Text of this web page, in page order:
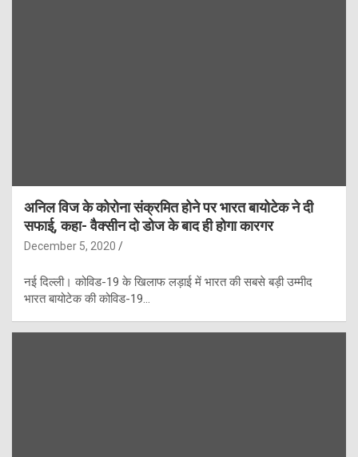
अनिल विज के कोरोना संक्रमित होने पर भारत बायोटेक ने दी
सफाई, कहा- वैक्सीन दो डोज के बाद ही होगा कारगर
December 5, 2020
नई दिल्ली। कोविड-19 के खिलाफ लड़ाई में भारत की सबसे बड़ी उम्मीद
भारत बायोटेक की कोविड-19…